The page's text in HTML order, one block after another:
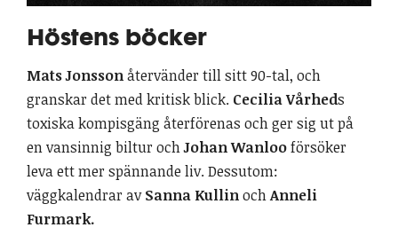
Höstens böcker
Mats Jonssonåtervänder till sitt 90-tal, och
granskar det med kritisk blick. Cecilia Vårheds
toxiska kompisgäng återförenas och ger sig ut på
en vansinnig biltur ochJohan Wanlooförsöker
leva ett mer spännande liv. Dessutom:
väggkalendrar avSanna KullinochAnneli
Furmark.